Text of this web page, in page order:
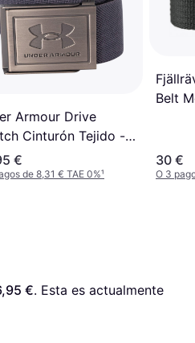
Armour Drive
Cinturón Tejido -
Plata
€
de 8,31 € TAE 0%¹
Belt
30 €
O 3
€. Esta es actualmente